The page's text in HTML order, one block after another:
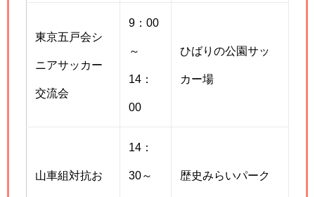
東京五戸会シ
ニアサッカー
交流会
9：00
～
14：
00
ひばりの公園サッ
カー場
山車組対抗お
14：
30～ 歴史みらいパーク